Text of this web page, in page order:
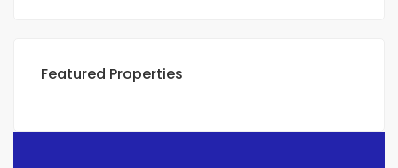
Featured Properties